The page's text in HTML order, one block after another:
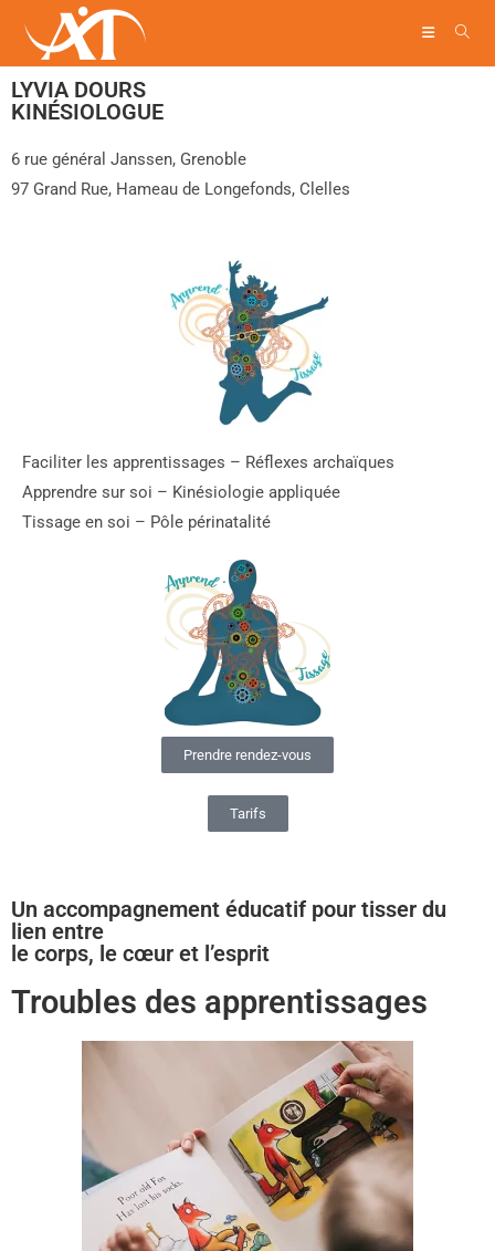
LYVIA DOURS
KINÉSIOLOGUE
6 rue général Janssen, Grenoble
97 Grand Rue, Hameau de Longefonds, Clelles
Faciliter les apprentissages – Réflexes archaïques
Apprendre sur soi – Kinésiologie appliquée
Tissage en soi – Pôle périnatalité
Prendre rendez-vous
Tarifs
Un accompagnement éducatif pour tisser du
lien entre
le corps, le cœur et l’esprit
Troubles des apprentissages